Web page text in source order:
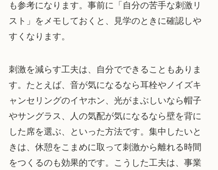
も参考になります。事前に「自分の苦手な刺激リ
スト」をメモしておくと、見学のときに確認しや
すくなります。
刺激を減らす工夫は、自分でできることもありま
す。たとえば、音が気になるなら耳栓やノイズキ
ャンセリングのイヤホン、光がまぶしいなら帽子
やサングラス、人の気配が気になるなら壁を背に
した席を選ぶ、といった方法です。集中したいと
きは、休憩をこまめに取って刺激から離れる時間
をつくるのも効果的です。こうした工夫は、事業